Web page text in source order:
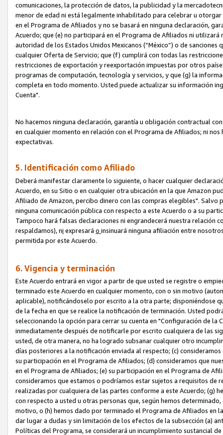
comunicaciones, la protección de datos, la publicidad y la
menor de edad ni está legalmente inhabilitado para celebrar u
en el Programa de Afiliados y no se basará en ninguna declaración,
Acuerdo; que (e) no participará en el Programa de Afiliados ni
autoridad de los Estados Unidos Mexicanos (“México”) o de
cualquier Oferta de Servicio; que (f) cumplirá con todas las
restricciones de exportación y reexportación impuestas por otros
programas de computación, tecnología y servicios, y que (g) la
completa en todo momento. Usted puede actualizar su información
Cuenta".
No hacemos ninguna declaración, garantía u obligación contractual
en cualquier momento en relación con el Programa de Afiliados; ni
expectativas.
5. Identificación como Afiliado
Deberá manifestar claramente lo siguiente, o hacer cualquier
Acuerdo, en su Sitio o en cualquier otra ubicación en la que Amazon
Afiliado de Amazon, percibo dinero con las compras elegibles". Salvo
ninguna comunicación pública con respecto a este Acuerdo o a su
Tampoco hará falsas declaraciones ni engrandecerá nuestra relación
respaldamos), ni expresará o insinuará ninguna afiliación entre
permitida por este Acuerdo.
6. Vigencia y terminación
Este Acuerdo entrará en vigor a partir de que usted se registre o
terminado este Acuerdo en cualquier momento, con o sin motivo
aplicable), notificándoselo por escrito a la otra parte; disponiéndose
de la fecha en que se realice la notificación de terminación. Usted
seleccionando la opción para cerrar su cuenta en "Configuración de
inmediatamente después de notificarle por escrito cualquiera de las
usted, de otra manera, no ha logrado subsanar cualquier otro
días posteriores a la notificación enviada al respecto; (c)
su participación en el Programa de Afiliados; (d) consideramos que
en el Programa de Afiliados; (e) su participación en el Programa de
consideramos que estamos o podríamos estar sujetos a requisitos de
realizadas por cualquiera de las partes conforme a este Acuerdo; (g)
con respecto a usted u otras personas que, según hemos
motivo, o (h) hemos dado por terminado el Programa de Afiliados en
dar lugar a dudas y sin limitación de los efectos de la subsección (a)
Políticas del Programa, se considerará un incumplimiento sustancial